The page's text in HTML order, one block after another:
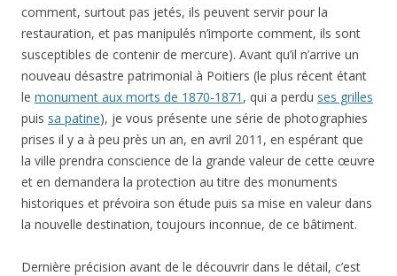
comment, surtout pas jetés, ils peuvent servir pour la
restauration, et pas manipulés n’importe comment, ils sont
susceptibles de contenir de mercure). Avant qu’il n’arrive un
nouveau désastre patrimonial à Poitiers (le plus récent étant
le monument aux morts de 1870-1871 , qui a perdu ses grilles
puis sa patine), je vous présente une série de photographies
prises il y a à peu près un an, en avril 2011, en espérant que
la ville prendra conscience de la grande valeur de cette œuvre
et en demandera la protection au titre des monuments
historiques et prévoira son étude puis sa mise en valeur dans
la nouvelle destination, toujours inconnue, de ce bâtiment.
Dernière précision avant de le découvrir dans le détail, c’est